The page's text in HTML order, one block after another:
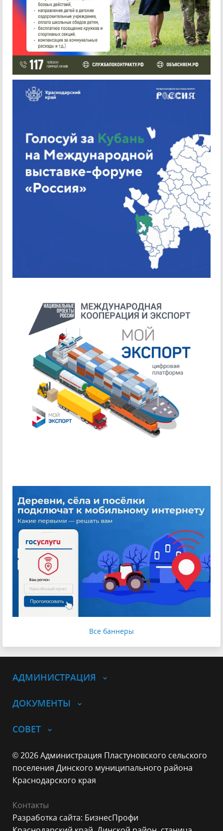
Все баннеры
АДМИНИСТРАЦИЯ
ДОКУМЕНТЫ
СОВЕТ
© 2026 Администрация Пластуновского сельского
поселения Динского муниципального района
Краснодарского края
Контакты
Разработка сайта: БизнесПрофи